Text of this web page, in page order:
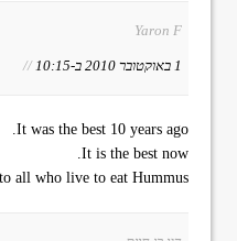
Yaron F
1 באוקטובר 2010 ב-10:15 //
It was the best 10 years ago.
It is the best now.
all who live to eat Hummus.